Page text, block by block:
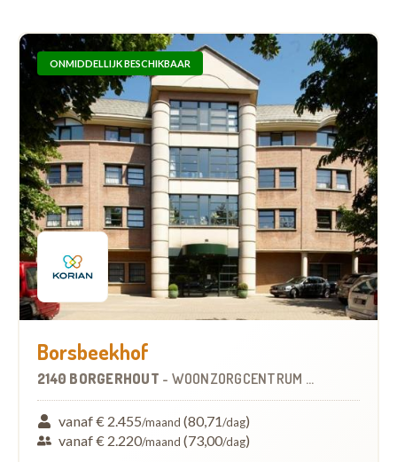
ONMIDDELLIJK BESCHIKBAAR
Borsbeekhof
2140 BORGERHOUT - WOONZORGCENTRUM (WZC)
vanaf € 2.455/maand (80,71/dag)
vanaf € 2.220/maand (73,00/dag)